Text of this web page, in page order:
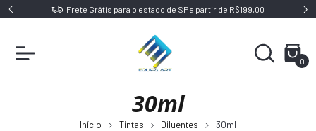
SP a partir de R$199,00 Receba seus produtos ainda mais
0
30ml
Início Tintas Diluentes 30ml